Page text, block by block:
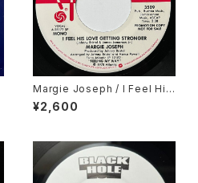
Margie Joseph / I Feel His
Love Getting Stronger
¥2,600